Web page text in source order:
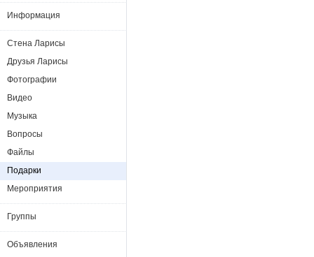
Информация
Стена Ларисы
Друзья Ларисы
Фотографии
Видео
Музыка
Вопросы
Файлы
Подарки
Мероприятия
Группы
Объявления